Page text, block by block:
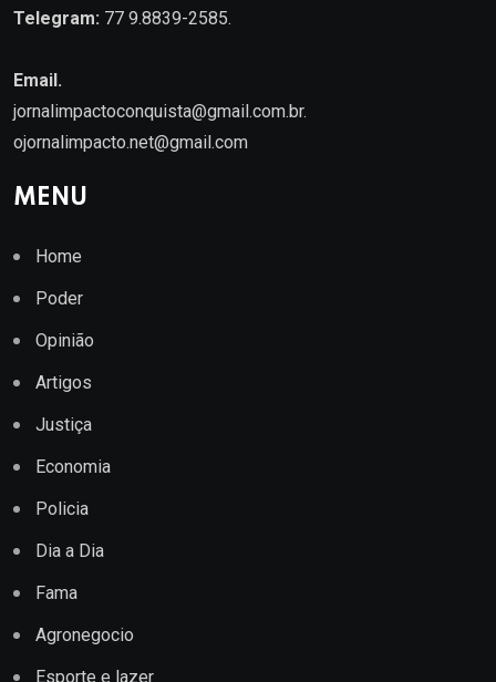
Telegram: 77 9.8839-2585.
Email.
jornalimpactoconquista@gmail.com.br.
ojornalimpacto.net@gmail.com
MENU
Home
Poder
Opinião
Artigos
Justiça
Economia
Policia
Dia a Dia
Fama
Agronegocio
Esporte e lazer